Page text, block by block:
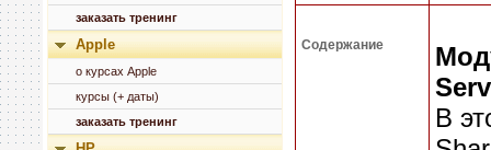
заказать тренинг
Apple
о курсах Apple
курсы (+ даты)
заказать тренинг
Содержание
В